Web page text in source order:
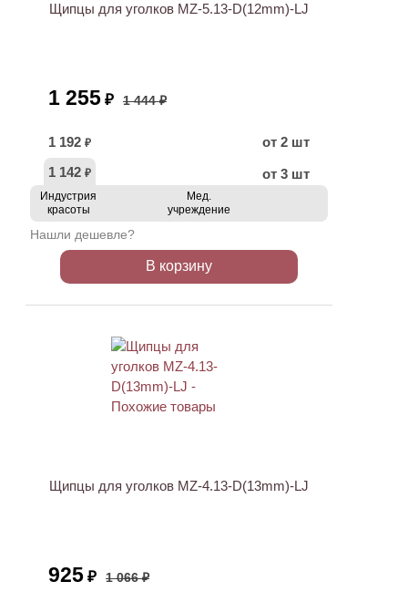
Щипцы для уголков MZ-5.13-D(12mm)-LJ
1 255 ₽ 1 444 ₽
1 192 ₽
от 2 шт
1 142 ₽ от 3 шт
Индустрия
красоты
Мед.
учреждение
Нашли дешевле?
В корзину
Щипцы для уголков MZ-4.13-D(13mm)-LJ
925 ₽ 1 066 ₽